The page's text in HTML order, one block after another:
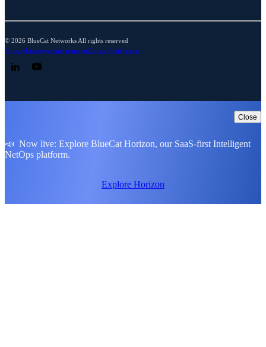
© 2026 BlueCat Networks All rights reserved
PrivacyLizenzvereinbarungenCookie Preferences
Follow us on LinkedIn
Follow us on YouTube
Close
📣 Now live: Explore BlueCat Horizon, our SaaS-first Intelligent
NetOps platform.
Explore Horizon